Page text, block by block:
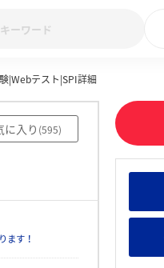
みんなの新卒就職人気企業ラ
28卒 IT・DX現場社員イン
|Webテスト|SPI詳細
に入り (595)
ます！